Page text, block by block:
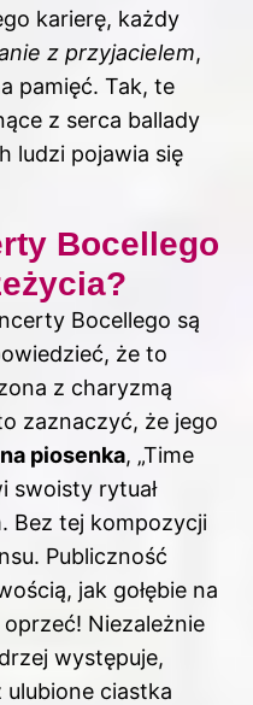
karierę, każdy
z przyjacielem,
pamięć. Tak, te
z serca ballady
ludzi pojawia się
Bocellego
Bocellego są
że to
z charyzmą
zaznaczyć, że jego
piosenka, „Time
swoisty rytuał
Bez tej kompozycji
Publiczność
jak gołębie na
Niezależnie
występuje,
ciastka